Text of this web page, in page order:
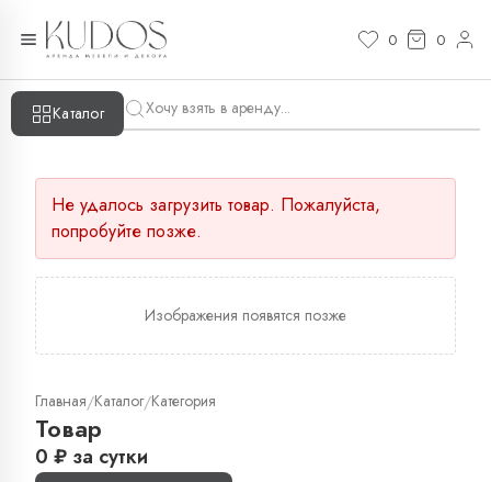
0 0
Каталог
Не удалось загрузить товар. Пожалуйста,
попробуйте позже.
Изображения появятся позже
Главная/Каталог/Категория
Товар
0 ₽ за сутки